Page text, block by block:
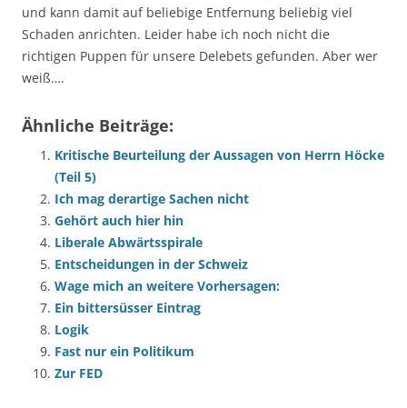
und kann damit auf beliebige Entfernung beliebig viel
Schaden anrichten. Leider habe ich noch nicht die
richtigen Puppen für unsere Delebets gefunden. Aber wer
weiß….
Ähnliche Beiträge:
Kritische Beurteilung der Aussagen von Herrn Höcke
(Teil 5)
Ich mag derartige Sachen nicht
Gehört auch hier hin
Liberale Abwärtsspirale
Entscheidungen in der Schweiz
Wage mich an weitere Vorhersagen:
Ein bittersüsser Eintrag
Logik
Fast nur ein Politikum
Zur FED